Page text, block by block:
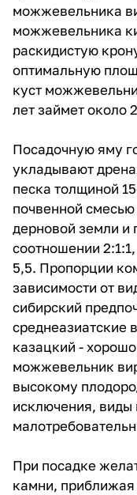
можжевельника
можжевельника
раскидистую
оптимальную
куст
лет займет около
Посадочную яму
укладывают
песка толщиной
почвенной
дерновой земли и
соотношении
5,5. Пропорции
зависимости от
сибирский
среднеазиатские
казацкий -
можжевельник
высокому
исключения,
При посадке
камни, приближая